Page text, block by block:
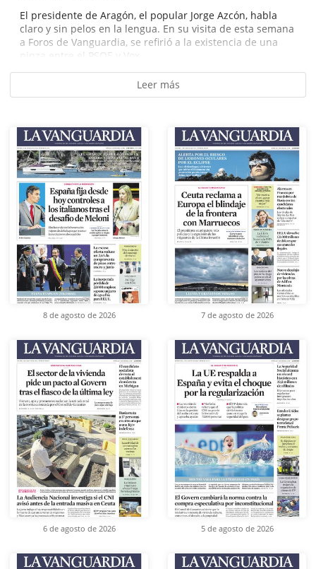
El presidente de Aragón, el popular Jorge Azcón, habla
claro y sin pelos en la lengua. En su visita de esta semana
a Foros de Vanguardia, se refirió a la existencia de una
pinza entre el PSOE y Vox...
Leer más
8 de agosto de 2026 7 de agosto de 2026
6 de agosto de 2026 5 de agosto de 2026